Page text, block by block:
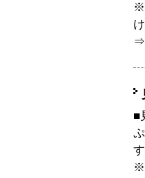
※
⇒
■
※